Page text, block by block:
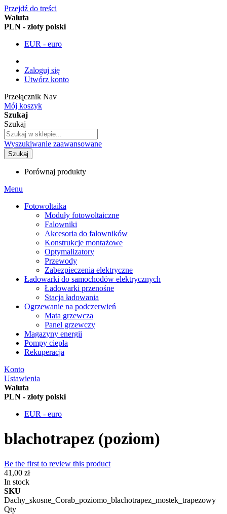
Przejdź do treści
Waluta
PLN - złoty polski
EUR - euro
Zaloguj się
Utwórz konto
Przełącznik Nav
Mój koszyk
Szukaj
Szukaj
Wyszukiwanie zaawansowane
Szukaj
Porównaj produkty
Menu
Fotowoltaika
Moduły fotowoltaiczne
Falowniki
Akcesoria do falowników
Konstrukcje montażowe
Optymalizatory
Przewody
Zabezpieczenia elektryczne
Ładowarki do samochodów elektrycznych
Ładowarki przenośne
Stacja ładowania
Ogrzewanie na podczerwień
Mata grzewcza
Panel grzewczy
Magazyny energii
Pompy ciepła
Rekuperacja
Konto
Ustawienia
Waluta
PLN - złoty polski
EUR - euro
blachotrapez (poziom)
Be the first to review this product
41,00 zł
In stock
SKU
Dachy_skosne_Corab_poziomo_blachotrapez_mostek_trapezowy
Qty